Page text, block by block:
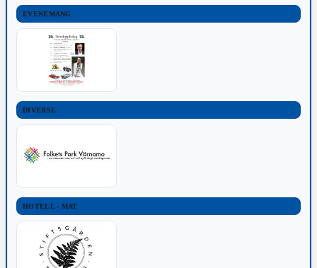
EVENEMANG
DIVERSE
HOTELL - MAT